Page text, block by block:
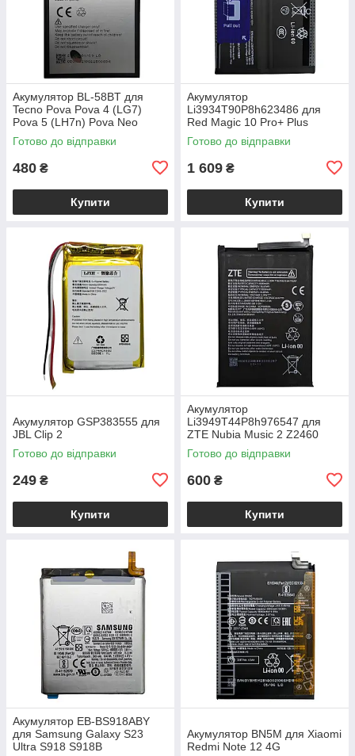
Акумулятор BL-58BT для
Tecno Pova Pova 4 (LG7)
Pova 5 (LH7n) Pova Neo
Готово до відправки
480 ₴
Купити
Акумулятор
Li3934T90P8h623486 для
Red Magic 10 Pro+ Plus
Готово до відправки
1 609 ₴
Купити
Акумулятор GSP383555 для
JBL Clip 2
Готово до відправки
249 ₴
Купити
Акумулятор
Li3949T44P8h976547 для
ZTE Nubia Music 2 Z2460
Готово до відправки
600 ₴
Купити
Акумулятор EB-BS918ABY
для Samsung Galaxy S23
Ultra S918 S918B
Акумулятор BN5M для Xiaomi
Redmi Note 12 4G